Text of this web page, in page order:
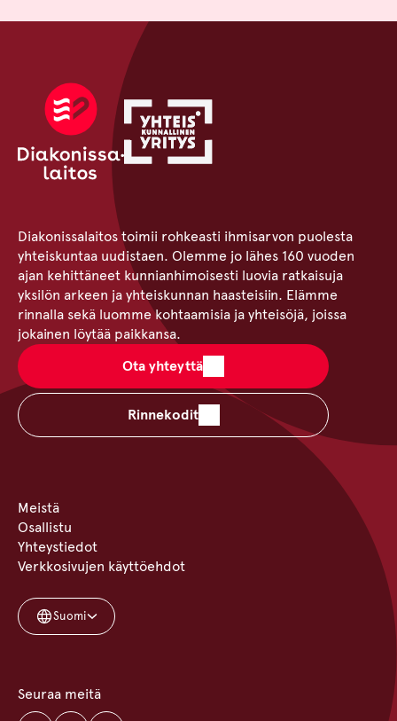
Diakonissalaitos toimii rohkeasti ihmisarvon puolesta
yhteiskuntaa uudistaen. Olemme jo lähes 160 vuoden
ajan kehittäneet kunnianhimoisesti luovia ratkaisuja
yksilön arkeen ja yhteiskunnan haasteisiin. Elämme
rinnalla sekä luomme kohtaamisia ja yhteisöjä, joissa
jokainen löytää paikkansa.
Ota yhteyttä
Rinnekodit
Meistä
Osallistu
Yhteystiedot
Verkkosivujen käyttöehdot
Suomi
Seuraa meitä